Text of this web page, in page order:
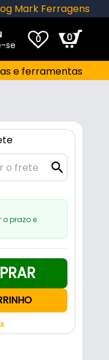
Mark Ferragens
se 0 0
e ferramentas
o prazo e